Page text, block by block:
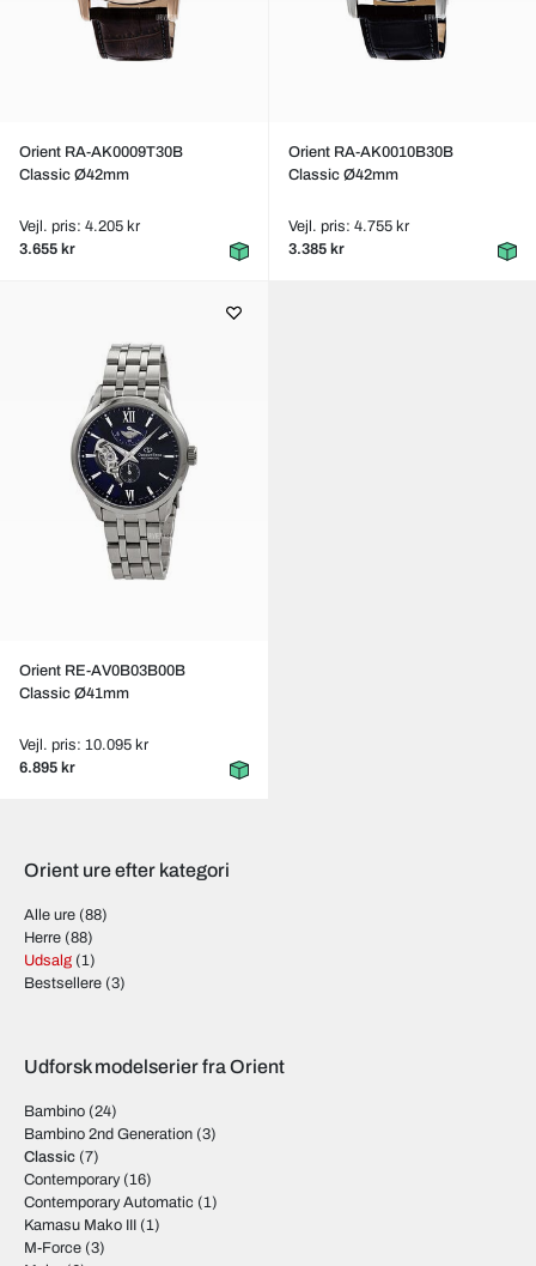
Orient RA-AK0009T30B
Classic Ø42mm
Vejl. pris: 4.205 kr
3.655 kr
Orient RA-AK0010B30B
Classic Ø42mm
Vejl. pris: 4.755 kr
3.385 kr
Orient RE-AV0B03B00B
Classic Ø41mm
Vejl. pris: 10.095 kr
6.895 kr
Orient ure efter kategori
Alle ure (88)
Herre (88)
Udsalg (1)
Bestsellere (3)
Udforsk modelserier fra Orient
Bambino (24)
Bambino 2nd Generation (3)
Classic (7)
Contemporary(16)
Contemporary Automatic (1)
Kamasu Mako III (1)
M-Force (3)